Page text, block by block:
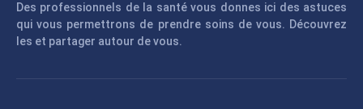
Des professionnels de la santé vous donnes ici des astuces
qui vous permettrons de prendre soins de vous. Découvrez
les et partager autour de vous.